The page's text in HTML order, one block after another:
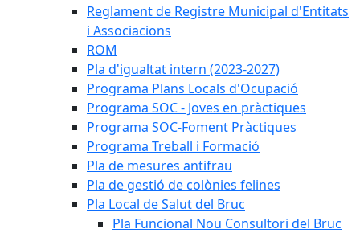
Reglament de Registre Municipal d'Entitats
i Associacions
ROM
Pla d'igualtat intern (2023-2027)
Programa Plans Locals d'Ocupació
Programa SOC - Joves en pràctiques
Programa SOC-Foment Pràctiques
Programa Treball i Formació
Pla de mesures antifrau
Pla de gestió de colònies felines
Pla Local de Salut del Bruc
Pla Funcional Nou Consultori del Bruc